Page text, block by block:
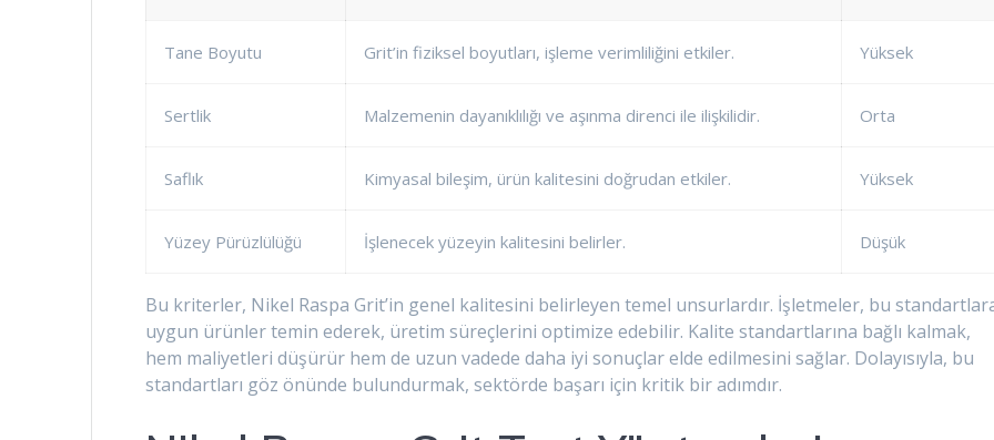
Tane Boyutu Grit’in fiziksel boyutları, işleme verimliliğini etkiler. Yüksek
Sertlik Malzemenin dayanıklılığı ve aşınma direnci ile ilişkilidir. Orta
Saflık Kimyasal bileşim, ürün kalitesini doğrudan etkiler. Yüksek
Yüzey Pürüzlülüğü İşlenecek yüzeyin kalitesini belirler. Düşük
Bu kriterler, Nikel Raspa Grit’in genel kalitesini belirleyen temel unsurlardır. İşletmeler, bu
uygun ürünler temin ederek, üretim süreçlerini optimize edebilir. Kalite standartlarına bağlı kalmak,
hem maliyetleri düşürür hem de uzun vadede daha iyi sonuçlar elde edilmesini sağlar. Dolayısıyla, bu
standartları göz önünde bulundurmak, sektörde başarı için kritik bir adımdır.